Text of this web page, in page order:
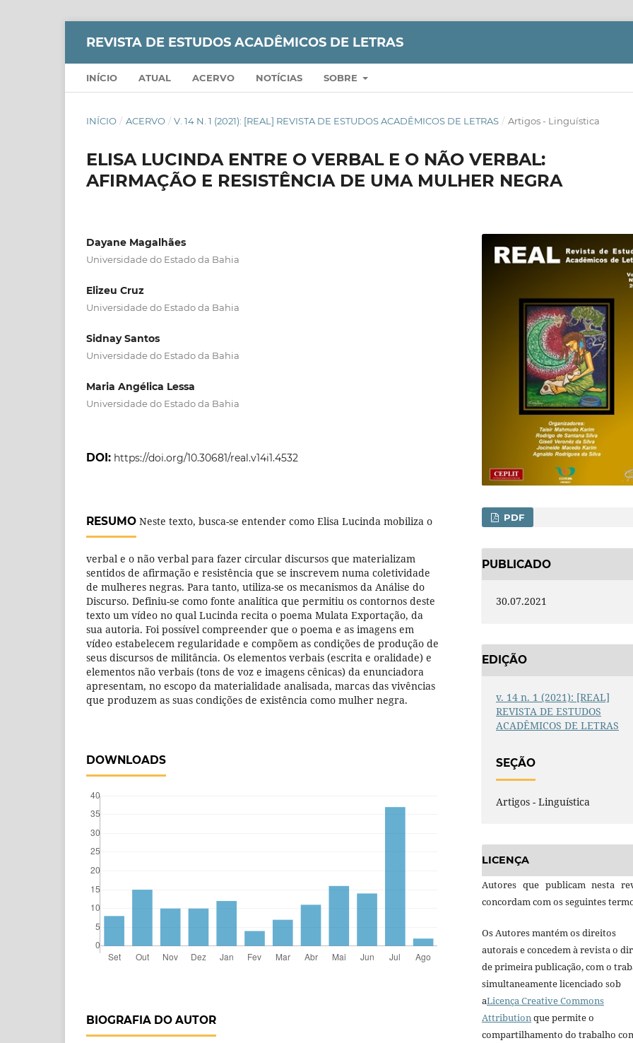
REVISTA DE ESTUDOS ACADÊMICOS DE LETRAS
INÍCIO ATUAL ACERVO NOTÍCIAS SOBRE
INÍCIO / ACERVO / V. 14 N. 1 (2021): [REAL] REVISTA DE ESTUDOS ACADÊMICOS DE LETRAS / Artigos - Linguística
ELISA LUCINDA ENTRE O VERBAL E O NÃO VERBAL:
AFIRMAÇÃO E RESISTÊNCIA DE UMA MULHER NEGRA
Dayane Magalhães
Universidade do Estado da Bahia
Elizeu Cruz
Universidade do Estado da Bahia
Sidnay Santos
Universidade do Estado da Bahia
Maria Angélica Lessa
Universidade do Estado da Bahia
DOI: https://doi.org/10.30681/real.v14i1.4532
RESUMO Neste texto, busca-se entender como Elisa Lucinda mobiliza o
verbal e o não verbal para fazer circular discursos que materializam
sentidos de afirmação e resistência que se inscrevem numa coletividade
de mulheres negras. Para tanto, utiliza-se os mecanismos da Análise do
Discurso. Definiu-se como fonte analítica que permitiu os contornos deste
texto um vídeo no qual Lucinda recita o poema Mulata Exportação, da
sua autoria. Foi possível compreender que o poema e as imagens em
vídeo estabelecem regularidade e compõem as condições de produção de
seus discursos de militância. Os elementos verbais (escrita e oralidade) e
elementos não verbais (tons de voz e imagens cênicas) da enunciadora
apresentam, no escopo da materialidade analisada, marcas das vivências
que produzem as suas condições de existência como mulher negra.
DOWNLOADS
BIOGRAFIA DO AUTOR
PDF
PUBLICADO
30.07.2021
EDIÇÃO
v. 14 n. 1 (2021): [REAL]
REVISTA DE ESTUDOS
ACADÊMICOS DE LETRAS
SEÇÃO
Artigos - Linguística
LICENÇA
Autores que publicam nesta
concordam com os seguintes
Os Autores mantém os direitos
autorais e concedem à revista o
de primeira publicação, com o
simultaneamente licenciado sob
aLicença Creative Commons
Attributionque permite o
compartilhamento do trabalho